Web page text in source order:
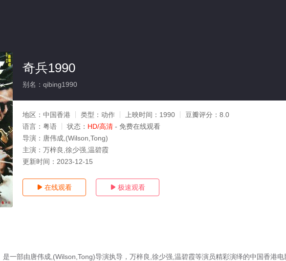
奇兵1990
别名：qibing1990
地区： 中国香港 类型： 动作 上映时间： 1990 豆瓣评分： 8.0
语言： 粤语 状态： HD/高清 - 免费在线观看
导演： 唐伟成,(Wilson,Tong)
主演： 万梓良,徐少强,温碧霞
更新时间： 2023-12-15
 在线观看  极速观看
一部由唐伟成,(Wilson,Tong)导演执导，万梓良,徐少强,温碧霞等演员精彩演绎的中国香港电